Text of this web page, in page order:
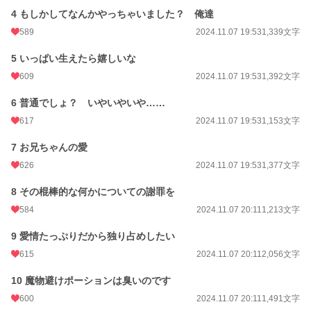
文字数
更新日時 2024.11.29 18:15
初回公開日時
初回完結日時 2025.04.24 22:22
週間ポイント
月間ポイント 3,850 pt (10,256 位)
累計ポイント 195,460 pt (20,284 位)
4 もしかしてなんかやっちゃいました？ 俺達
589 2024.11.07 19:531,339文字
5 いっぱい生えたら嬉しいな
609 2024.11.07 19:531,392文字
6 普通でしょ？ いやいやいや……
617 2024.11.07 19:531,153文字
7 お兄ちゃんの愛
626 2024.11.07 19:531,377文字
8 その棍棒的な何かについての謝罪を
584 2024.11.07 20:111,213文字
9 愛情たっぷりだから独り占めしたい
615 2024.11.07 20:112,056文字
10 魔物避けポーションは臭いのです
600 2024.11.07 20:111,491文字